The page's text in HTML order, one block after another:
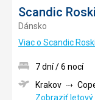
Scandic
Dánsko
Viac o Scandic
7 dní / 6 nocí
Krakov
Zobraziť letový